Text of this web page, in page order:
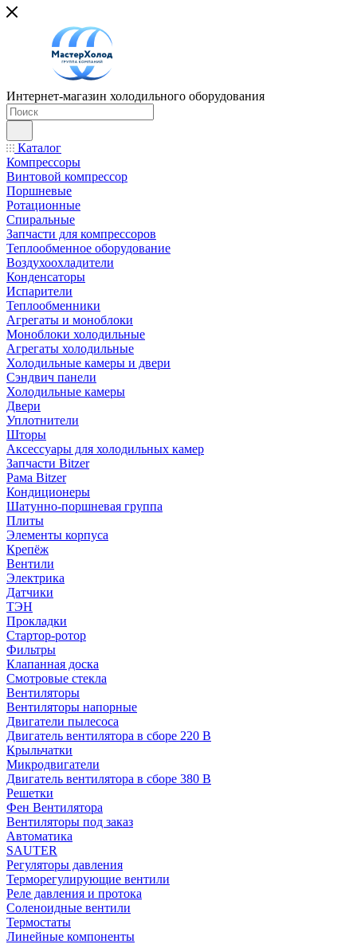
Интернет-магазин холодильного оборудования
Каталог
Компрессоры
Винтовой компрессор
Поршневые
Ротационные
Спиральные
Запчасти для компрессоров
Теплообменное оборудование
Воздухоохладители
Конденсаторы
Испарители
Теплообменники
Агрегаты и моноблоки
Моноблоки холодильные
Агрегаты холодильные
Холодильные камеры и двери
Сэндвич панели
Холодильные камеры
Двери
Уплотнители
Шторы
Аксессуары для холодильных камер
Запчасти Bitzer
Рама Bitzer
Кондиционеры
Шатунно-поршневая группа
Плиты
Элементы корпуса
Крепёж
Вентили
Электрика
Датчики
ТЭН
Прокладки
Стартор-ротор
Фильтры
Клапанная доска
Смотровые стекла
Вентиляторы
Вентиляторы напорные
Двигатели пылесоса
Двигатель вентилятора в сборе 220 В
Крыльчатки
Микродвигатели
Двигатель вентилятора в сборе 380 В
Решетки
Фен Вентилятора
Вентиляторы под заказ
Автоматика
SAUTER
Регуляторы давления
Терморегулирующие вентили
Реле давления и протока
Соленоидные вентили
Термостаты
Линейные компоненты